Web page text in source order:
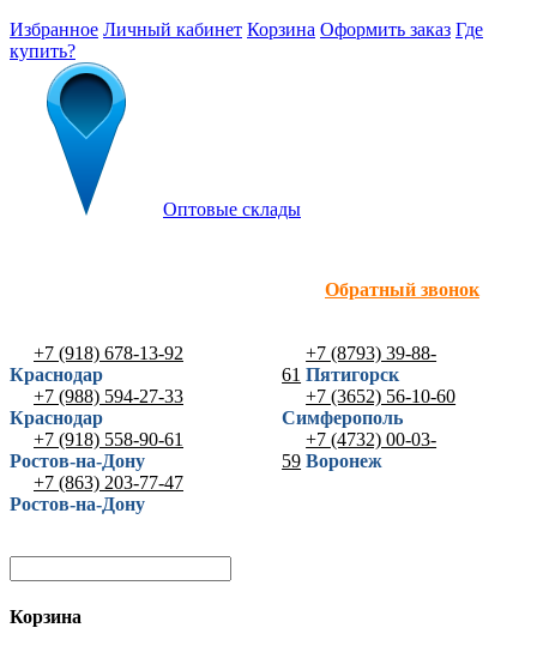
Избранное Личный кабинет Корзина Оформить заказ Где
купить?
Оптовые склады
Обратный звонок
+7 (918) 678-13-92
Краснодар
+7 (988) 594-27-33
Краснодар
+7 (918) 558-90-61
Ростов-на-Дону
+7 (863) 203-77-47
Ростов-на-Дону
+7 (8793) 39-88-
61 Пятигорск
+7 (3652) 56-10-60
Симферополь
+7 (4732) 00-03-
59 Воронеж
Корзина